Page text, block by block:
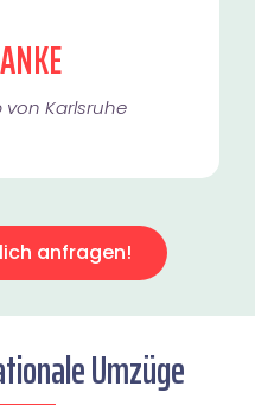
Karlsruhe​
anfragen!
Umzüge